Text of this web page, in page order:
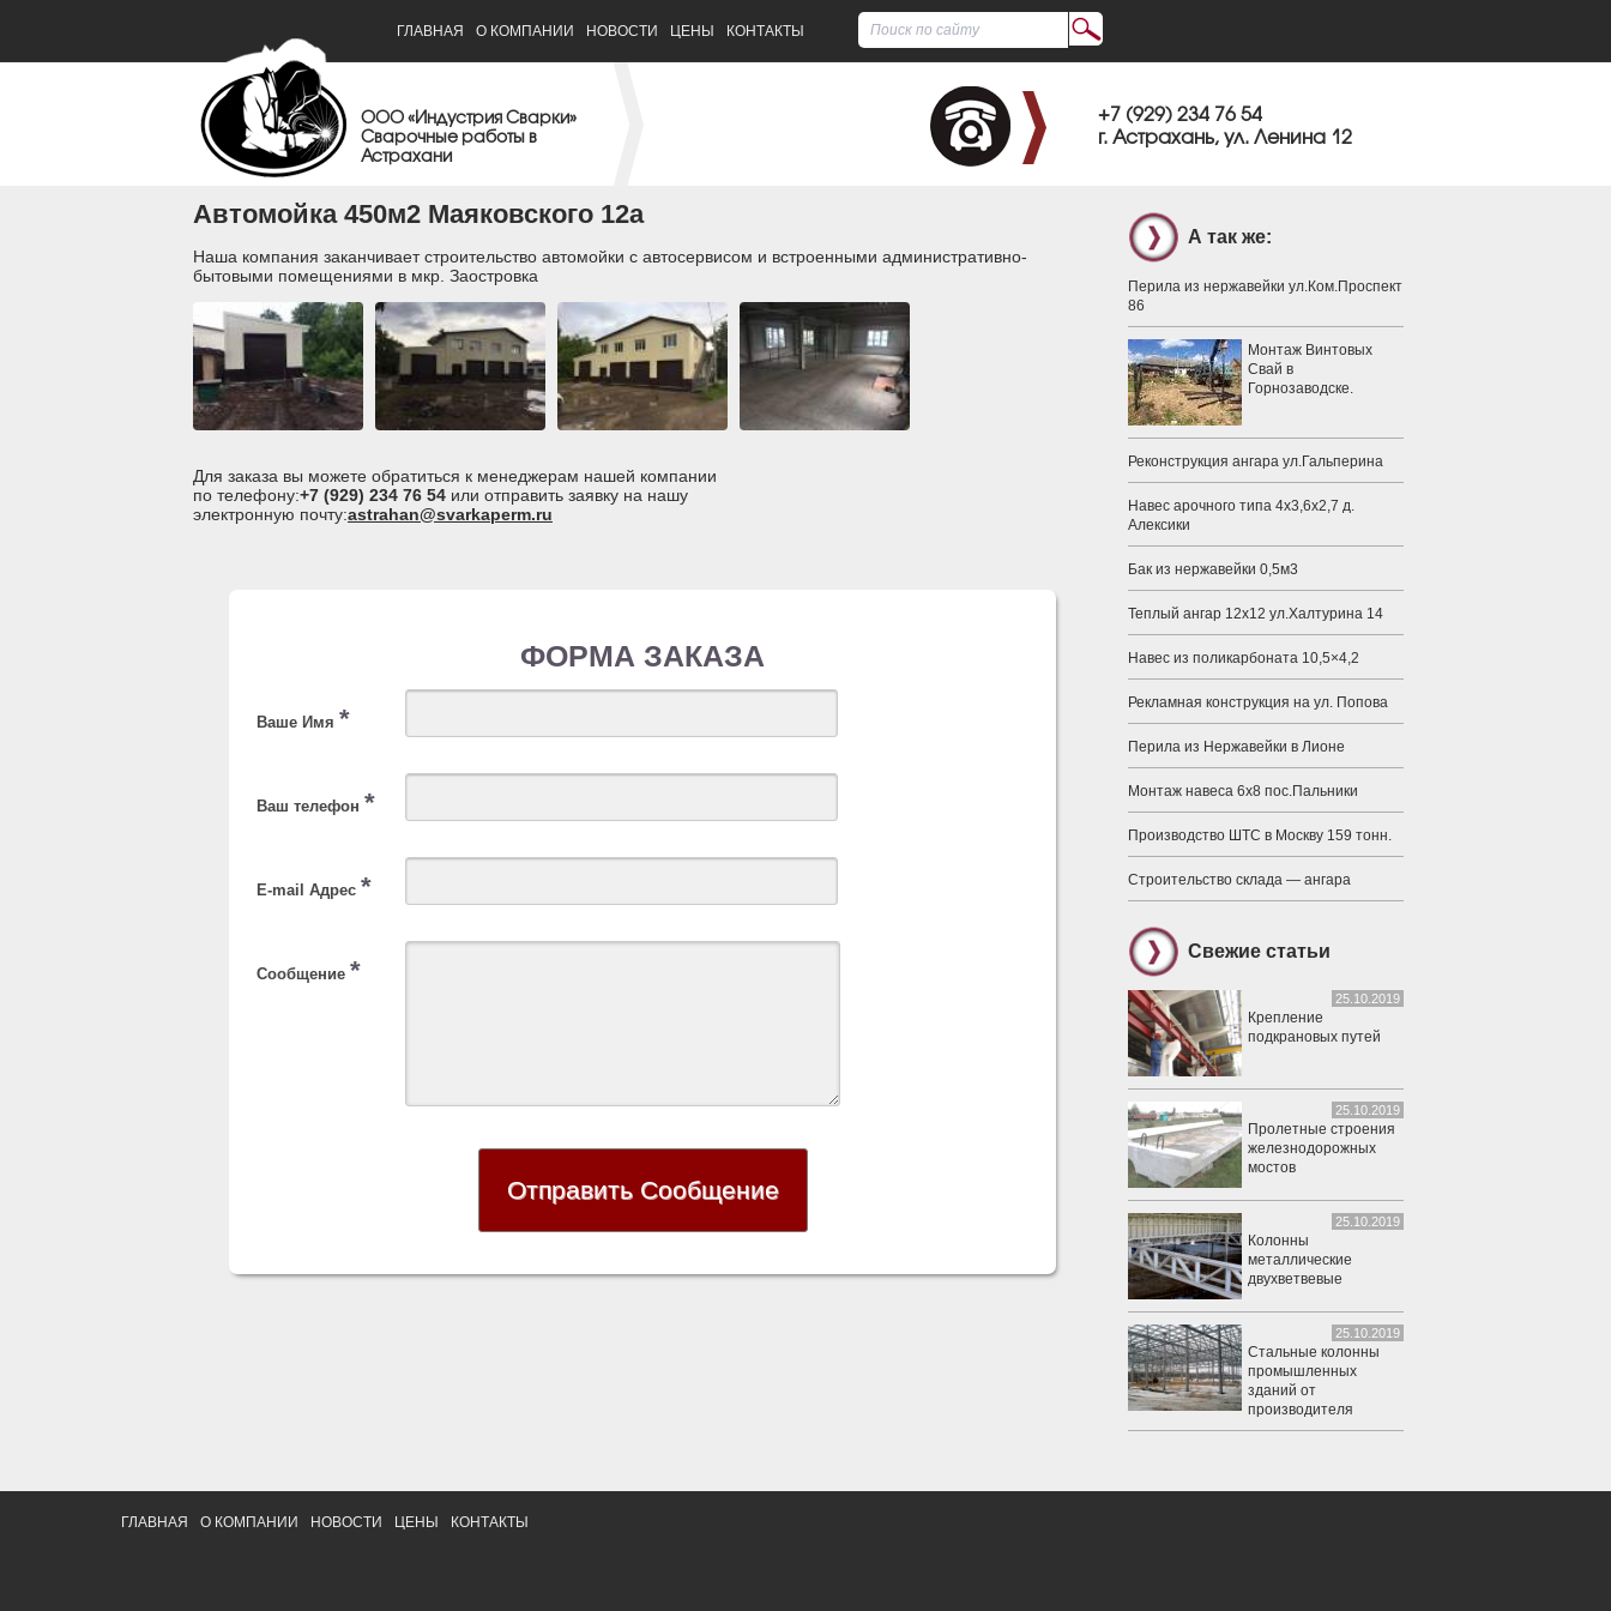
ГЛАВНАЯ О КОМПАНИИ НОВОСТИ ЦЕНЫ КОНТАКТЫ
ООО «Индустрия Сварки»
Сварочные работы в
Астрахани
+7 (929) 234 76 54
г. Астрахань, ул. Ленина 12
Автомойка 450м2 Маяковского 12а
Наша компания заканчивает строительство автомойки с автосервисом и встроенными административно-
бытовыми помещениями в мкр. Заостровка
Для заказа вы можете обратиться к менеджерам нашей компании
по телефону:+7 (929) 234 76 54 или отправить заявку на нашу
электронную почту:astrahan@svarkaperm.ru
ФОРМА ЗАКАЗА
Ваше Имя *
Ваш телефон *
E-mail Адрес *
Сообщение *
А так же:
Перила из нержавейки ул.Ком.Проспект
86
Монтаж Винтовых
Свай в
Горнозаводске.
Реконструкция ангара ул.Гальперина
Навес арочного типа 4х3,6х2,7 д.
Алексики
Бак из нержавейки 0,5м3
Теплый ангар 12х12 ул.Халтурина 14
Навес из поликарбоната 10,5×4,2
Рекламная конструкция на ул. Попова
Перила из Нержавейки в Лионе
Монтаж навеса 6х8 пос.Пальники
Производство ШТС в Москву 159 тонн.
Строительство склада — ангара
Свежие статьи
25.10.2019
Крепление
подкрановых путей
25.10.2019
Пролетные строения
железнодорожных
мостов
25.10.2019
Колонны
металлические
двухветвевые
25.10.2019
Стальные колонны
промышленных
зданий от
производителя
ГЛАВНАЯ О КОМПАНИИ НОВОСТИ ЦЕНЫ КОНТАКТЫ